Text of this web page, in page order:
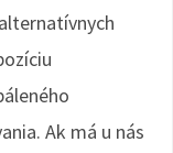
Ak má u nás